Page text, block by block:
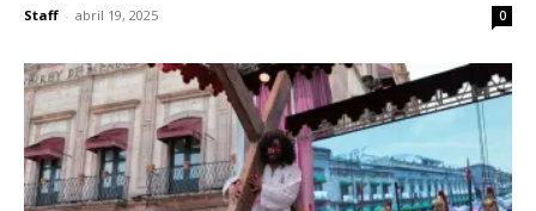
Staff - abril 19, 2025 0